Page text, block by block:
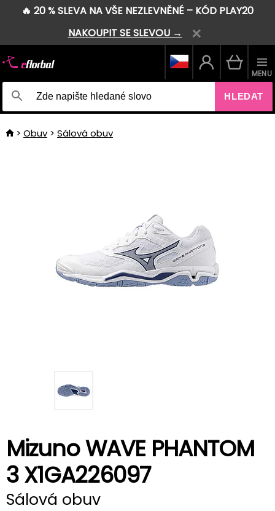
🔥 20 % SLEVA NA VŠE NEZLEVNĚNÉ – KÓD PLAY20
NAKOUPIT SE SLEVOU →
HLEDAT
MENU
Obuv Sálová obuv
Mizuno WAVE PHANTOM
3 X1GA226097
Sálová obuv